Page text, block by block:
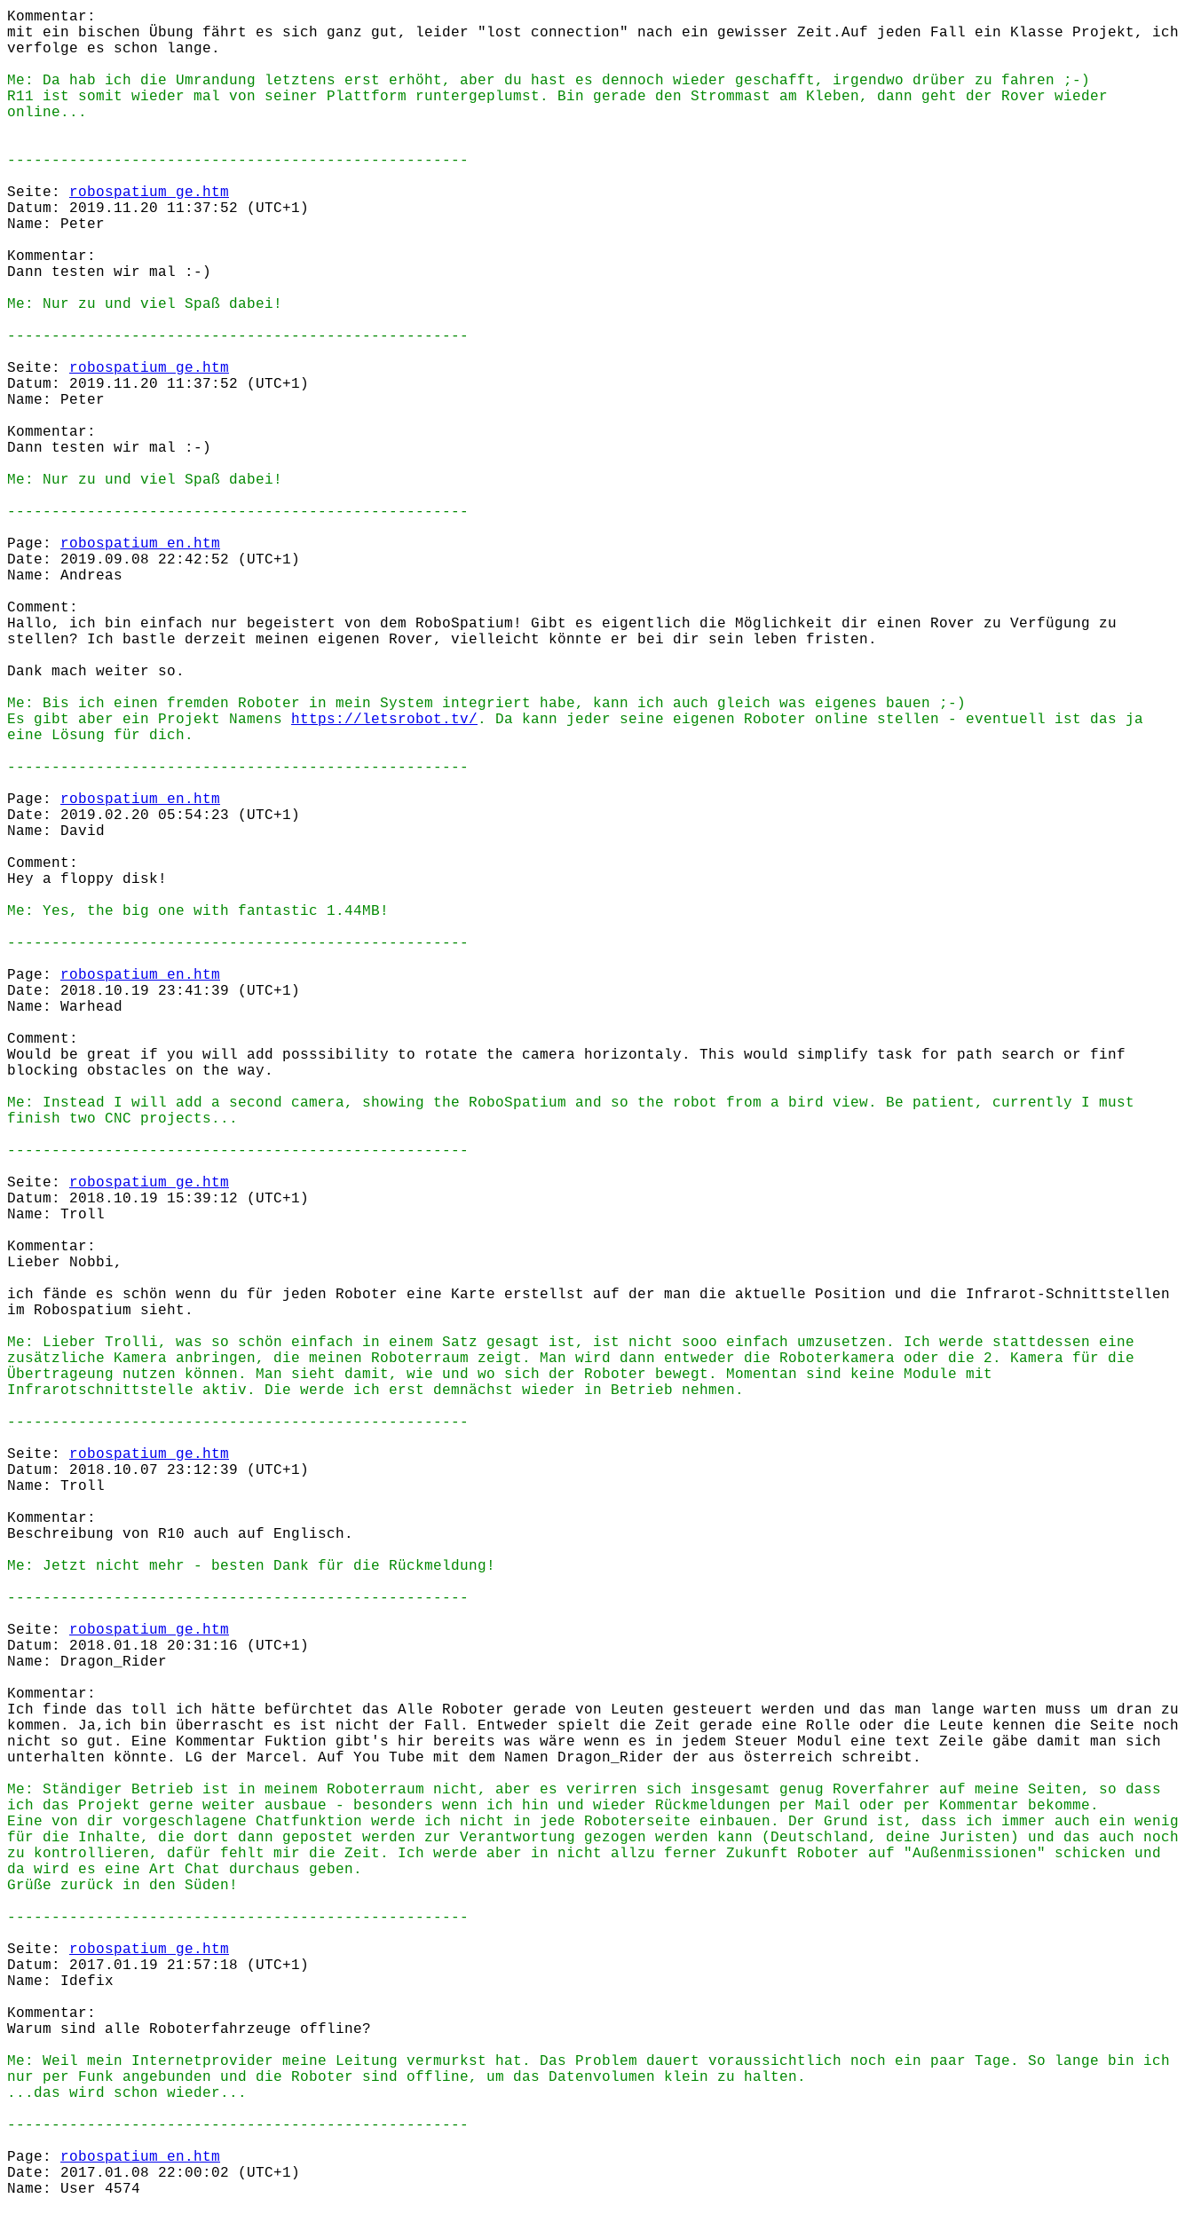
Kommentar:
mit ein bischen Übung fährt es sich ganz gut, leider "lost connection" nach ein gewisser Zeit.Auf jeden Fall ein Klasse Projekt, ich
verfolge es schon lange.
Me: Da hab ich die Umrandung letztens erst erhöht, aber du hast es dennoch wieder geschafft, irgendwo drüber zu fahren ;-)
R11 ist somit wieder mal von seiner Plattform runtergeplumst. Bin gerade den Strommast am Kleben, dann geht der Rover wieder
online...
----------------------------------------------------
Seite:
robospatium_ge.htm
Datum: 2019.11.20 11:37:52 (UTC+1)
Name: Peter
Kommentar:
Dann testen wir mal :-)
Me: Nur zu und viel Spaß dabei!
----------------------------------------------------
Seite:
robospatium_ge.htm
Datum: 2019.11.20 11:37:52 (UTC+1)
Name: Peter
Kommentar:
Dann testen wir mal :-)
Me: Nur zu und viel Spaß dabei!
----------------------------------------------------
Page:
robospatium_en.htm
Date: 2019.09.08 22:42:52 (UTC+1)
Name: Andreas
Comment:
Hallo, ich bin einfach nur begeistert von dem RoboSpatium! Gibt es eigentlich die Möglichkeit dir einen Rover zu Verfügung zu
stellen? Ich bastle derzeit meinen eigenen Rover, vielleicht könnte er bei dir sein leben fristen.
Dank mach weiter so.
Me: Bis ich einen fremden Roboter in mein System integriert habe, kann ich auch gleich was eigenes bauen ;-)
Es gibt aber ein Projekt Namens https://letsrobot.tv/ . Da kann jeder seine eigenen Roboter online stellen - eventuell ist das ja
eine Lösung für dich.
----------------------------------------------------
Page:
robospatium_en.htm
Date: 2019.02.20 05:54:23 (UTC+1)
Name: David
Comment:
Hey a floppy disk!
Me: Yes, the big one with fantastic 1.44MB!
----------------------------------------------------
Page:
robospatium_en.htm
Date: 2018.10.19 23:41:39 (UTC+1)
Name: Warhead
Comment:
Would be great if you will add posssibility to rotate the camera horizontaly. This would simplify task for path search or finf
blocking obstacles on the way.
Me: Instead I will add a second camera, showing the RoboSpatium and so the robot from a bird view. Be patient, currently I must
finish two CNC projects...
----------------------------------------------------
Seite:
robospatium_ge.htm
Datum: 2018.10.19 15:39:12 (UTC+1)
Name: Troll
Kommentar:
Lieber Nobbi,
ich fände es schön wenn du für jeden Roboter eine Karte erstellst auf der man die aktuelle Position und die Infrarot-Schnittstellen
im Robospatium sieht.
Me: Lieber Trolli, was so schön einfach in einem Satz gesagt ist, ist nicht sooo einfach umzusetzen. Ich werde stattdessen eine
zusätzliche Kamera anbringen, die meinen Roboterraum zeigt. Man wird dann entweder die Roboterkamera oder die 2. Kamera für die
Übertrageung nutzen können. Man sieht damit, wie und wo sich der Roboter bewegt. Momentan sind keine Module mit
Infrarotschnittstelle aktiv. Die werde ich erst demnächst wieder in Betrieb nehmen.
----------------------------------------------------
Seite:
robospatium_ge.htm
Datum: 2018.10.07 23:12:39 (UTC+1)
Name: Troll
Kommentar:
Beschreibung von R10 auch auf Englisch.
Me: Jetzt nicht mehr - besten Dank für die Rückmeldung!
----------------------------------------------------
Seite:
robospatium_ge.htm
Datum: 2018.01.18 20:31:16 (UTC+1)
Name: Dragon_Rider
Kommentar:
Ich finde das toll ich hätte befürchtet das Alle Roboter gerade von Leuten gesteuert werden und das man lange warten muss um dran zu
kommen. Ja,ich bin überrascht es ist nicht der Fall. Entweder spielt die Zeit gerade eine Rolle oder die Leute kennen die Seite noch
nicht so gut. Eine Kommentar Fuktion gibt's hir bereits was wäre wenn es in jedem Steuer Modul eine text Zeile gäbe damit man sich
unterhalten könnte. LG der Marcel. Auf You Tube mit dem Namen Dragon_Rider der aus österreich schreibt.
Me: Ständiger Betrieb ist in meinem Roboterraum nicht, aber es verirren sich insgesamt genug Roverfahrer auf meine Seiten, so dass
ich das Projekt gerne weiter ausbaue - besonders wenn ich hin und wieder Rückmeldungen per Mail oder per Kommentar bekomme.
Eine von dir vorgeschlagene Chatfunktion werde ich nicht in jede Roboterseite einbauen. Der Grund ist, dass ich immer auch ein wenig
für die Inhalte, die dort dann gepostet werden zur Verantwortung gezogen werden kann (Deutschland, deine Juristen) und das auch noch
zu kontrollieren, dafür fehlt mir die Zeit. Ich werde aber in nicht allzu ferner Zukunft Roboter auf "Außenmissionen" schicken und
da wird es eine Art Chat durchaus geben.
Grüße zurück in den Süden!
----------------------------------------------------
Seite:
robospatium_ge.htm
Datum: 2017.01.19 21:57:18 (UTC+1)
Name: Idefix
Kommentar:
Warum sind alle Roboterfahrzeuge offline?
Me: Weil mein Internetprovider meine Leitung vermurkst hat. Das Problem dauert voraussichtlich noch ein paar Tage. So lange bin ich
nur per Funk angebunden und die Roboter sind offline, um das Datenvolumen klein zu halten.
...das wird schon wieder...
----------------------------------------------------
Page:
robospatium_en.htm
Date: 2017.01.08 22:00:02 (UTC+1)
Name: User 4574